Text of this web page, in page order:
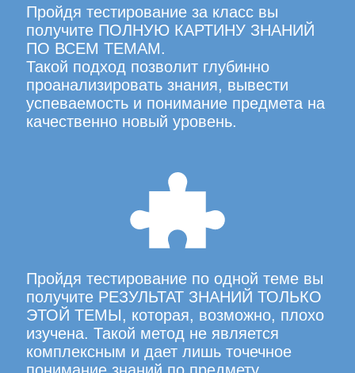
Пройдя тестирование за класс вы
получите ПОЛНУЮ КАРТИНУ ЗНАНИЙ
ПО ВСЕМ ТЕМАМ.
Такой подход позволит глубинно
проанализировать знания, вывести
успеваемость и понимание предмета на
качественно новый уровень.
Пройдя тестирование по одной теме вы
получите РЕЗУЛЬТАТ ЗНАНИЙ ТОЛЬКО
ЭТОЙ ТЕМЫ, которая, возможно, плохо
изучена. Такой метод не является
комплексным и дает лишь точечное